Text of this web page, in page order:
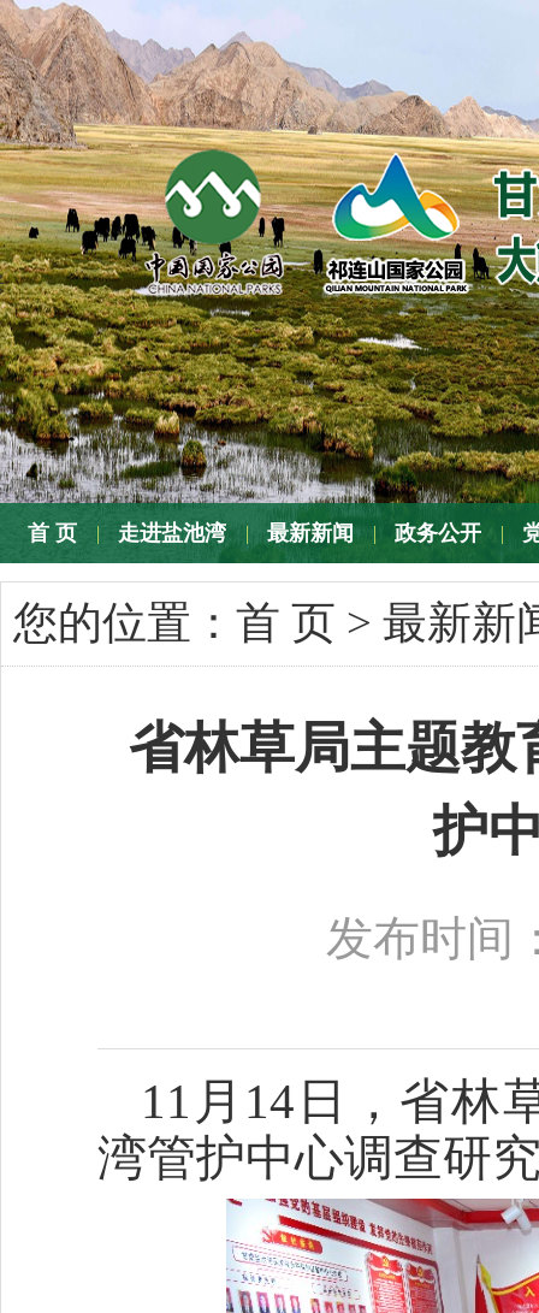
首 页 走进盐池湾 最新新闻 政务公开
您的位置： 首 页 > 最新新
省林草局主题教
护
发布时间
11月14日，省林
湾管护中心调查研